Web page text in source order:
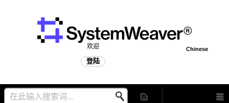
Chinese
欢迎
登陆